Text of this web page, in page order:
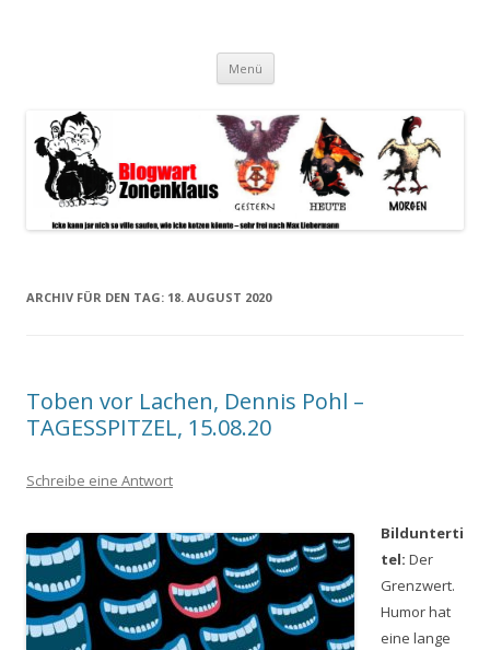
spiegeln im wesentlichen den Gesundheitszustand dieser unserer
Menü Zum
springen
ARCHIV FÜR DEN TAG: 18. AUGUST 2020
Toben vor Lachen, Dennis Pohl –
TAGESSPITZEL, 15.08.20
Schreibe eine Antwort
Bildunterti
tel: Der
Grenzwert.
Humor hat
eine lange